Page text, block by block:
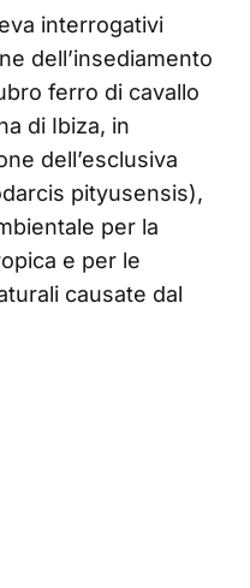
interrogativi
dell’insediamento
ferro di cavallo
di Ibiza, in
dell’esclusiva
pityusensis),
per la
e per le
causate dal